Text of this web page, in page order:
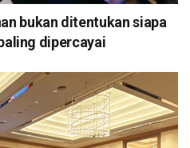
bukan ditentukan siapa
dipercayai